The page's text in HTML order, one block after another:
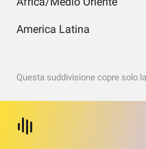
America Latina
Questa suddivisione copre solo